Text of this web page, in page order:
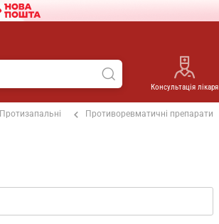
Консультація лікаря
Протизапальні Противоревматичні препарати